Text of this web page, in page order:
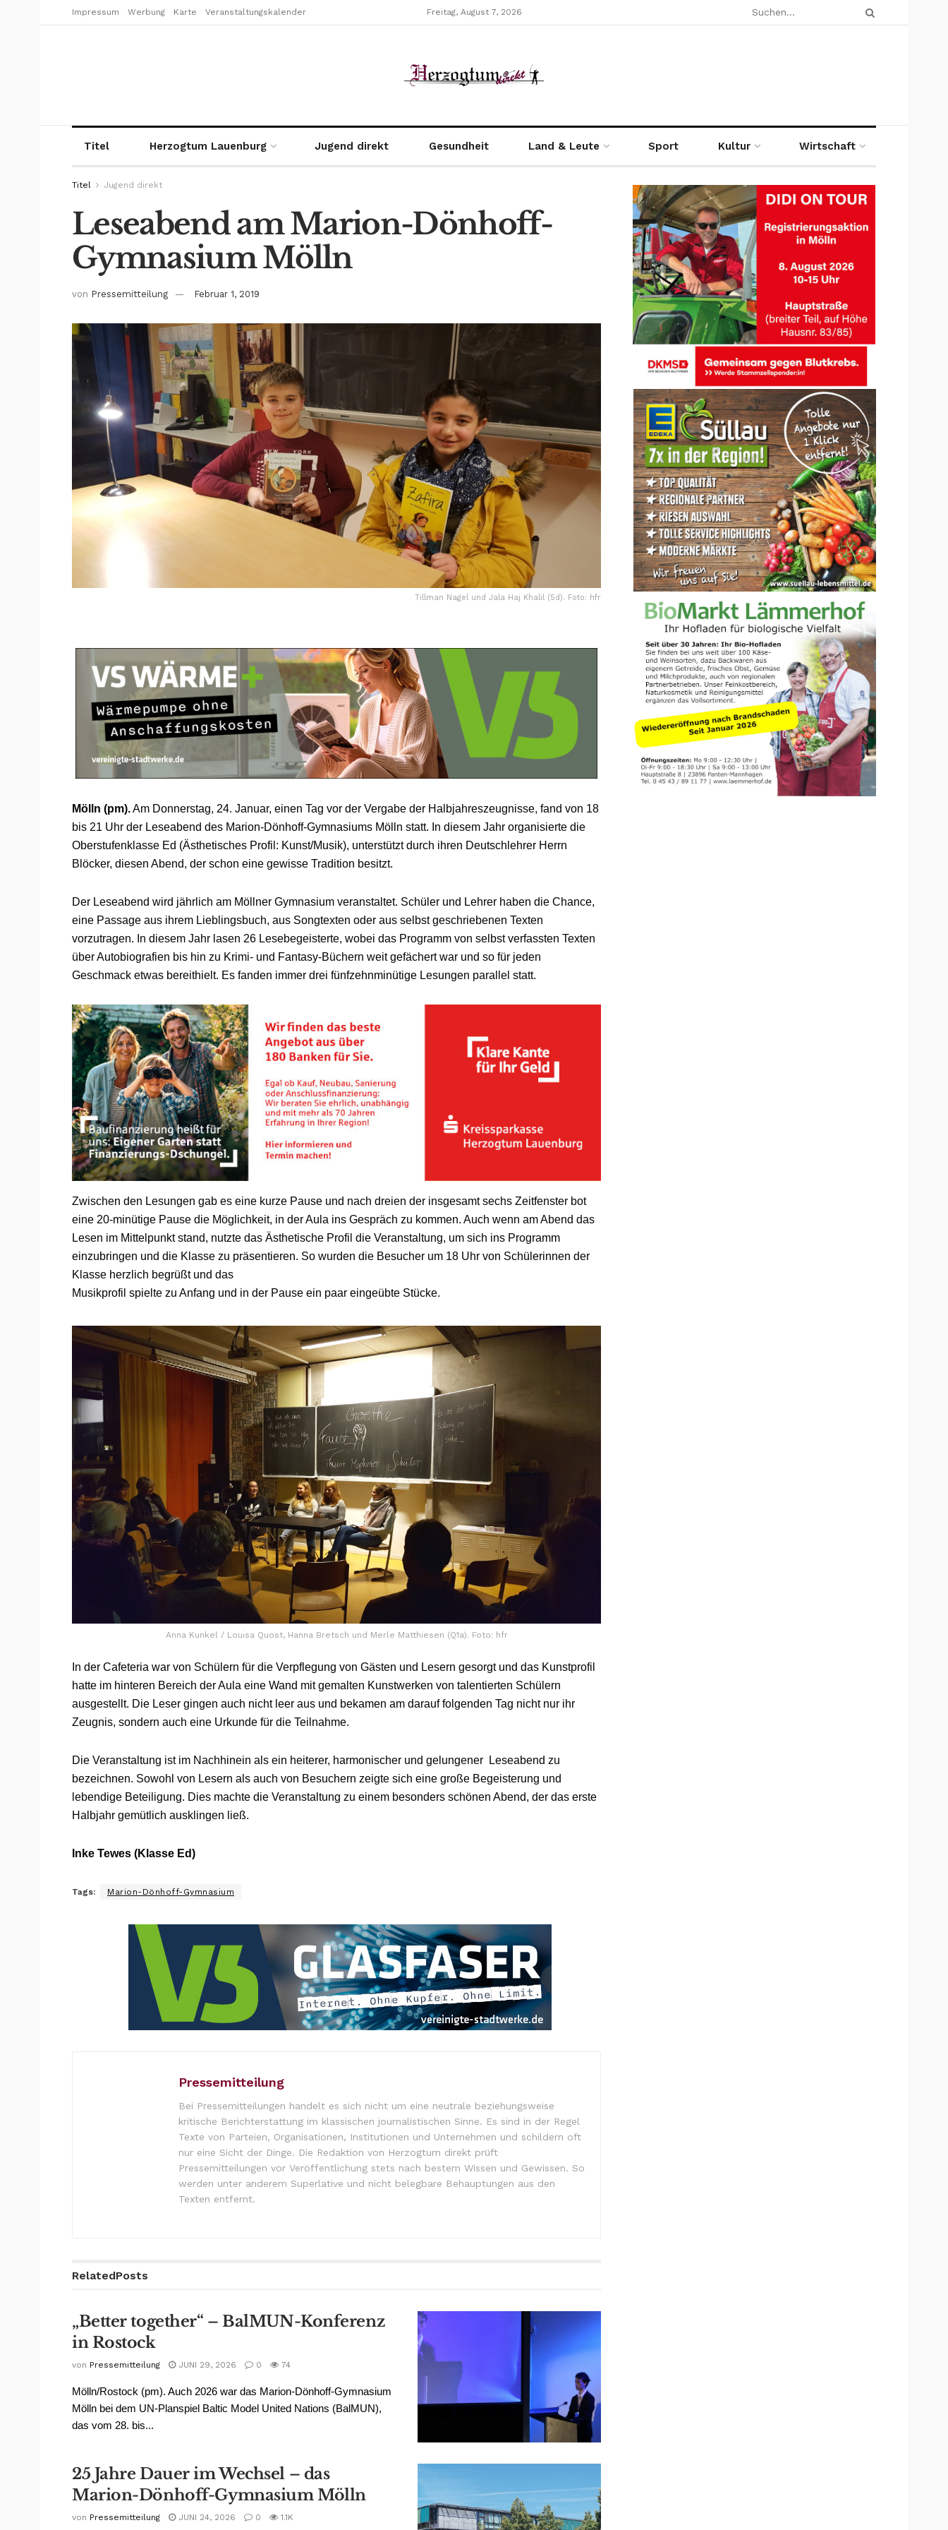
Impressum Werbung Karte Veranstaltungskalender Freitag, August 7, 2026
Titel Herzogtum Lauenburg Jugend direkt Gesundheit Land & Leute Sport Kultur Wirtschaft
Titel Jugend direkt
Leseabend am Marion-Dönhoff-
Gymnasium Mölln
von Pressemitteilung Februar 1, 2019
Tillman Nagel und Jala Haj Khalil (5d). Foto: hfr
Mölln (pm).Am Donnerstag, 24. Januar, einen Tag vor der Vergabe der Halbjahreszeugnisse, fand von 18
bis 21 Uhr der Leseabend des Marion-Dönhoff-Gymnasiums Mölln statt. In diesem Jahr organisierte die
Oberstufenklasse Ed (Ästhetisches Profil: Kunst/Musik), unterstützt durch ihren Deutschlehrer Herrn
Blöcker, diesen Abend, der schon eine gewisse Tradition besitzt.
Der Leseabend wird jährlich am Möllner Gymnasium veranstaltet. Schüler und Lehrer haben die Chance,
eine Passage aus ihrem Lieblingsbuch, aus Songtexten oder aus selbst geschriebenen Texten
vorzutragen. In diesem Jahr lasen 26 Lesebegeisterte, wobei das Programm von selbst verfassten Texten
über Autobiografien bis hin zu Krimi- und Fantasy-Büchern weit gefächert war und so für jeden
Geschmack etwas bereithielt. Es fanden immer drei fünfzehnminütige Lesungen parallel statt.
Zwischen den Lesungen gab es eine kurze Pause und nach dreien der insgesamt sechs Zeitfenster bot
eine 20-minütige Pause die Möglichkeit, in der Aula ins Gespräch zu kommen. Auch wenn am Abend das
Lesen im Mittelpunkt stand, nutzte das Ästhetische Profil die Veranstaltung, um sich ins Programm
einzubringen und die Klasse zu präsentieren. So wurden die Besucher um 18 Uhr von Schülerinnen der
Klasse herzlich begrüßt und das
Musikprofil spielte zu Anfang und in der Pause ein paar eingeübte Stücke.
Anna Kunkel / Louisa Quost, Hanna Bretsch und Merle Matthiesen (Q1a). Foto: hfr
In der Cafeteria war von Schülern für die Verpflegung von Gästen und Lesern gesorgt und das Kunstprofil
hatte im hinteren Bereich der Aula eine Wand mit gemalten Kunstwerken von talentierten Schülern
ausgestellt. Die Leser gingen auch nicht leer aus und bekamen am darauf folgenden Tag nicht nur ihr
Zeugnis, sondern auch eine Urkunde für die Teilnahme.
Die Veranstaltung ist im Nachhinein als ein heiterer, harmonischer und gelungener Leseabend zu
bezeichnen. Sowohl von Lesern als auch von Besuchern zeigte sich eine große Begeisterung und
lebendige Beteiligung. Dies machte die Veranstaltung zu einem besonders schönen Abend, der das erste
Halbjahr gemütlich ausklingen ließ.
Inke Tewes (Klasse Ed)
Tags: Marion-Dönhoff-Gymnasium
Pressemitteilung
Bei Pressemitteilungen handelt es sich nicht um eine neutrale beziehungsweise
kritische Berichterstattung im klassischen journalistischen Sinne. Es sind in der Regel
Texte von Parteien, Organisationen, Institutionen und Unternehmen und schildern oft
nur eine Sicht der Dinge. Die Redaktion von Herzogtum direkt prüft
Pressemitteilungen vor Veröffentlichung stets nach bestem Wissen und Gewissen. So
werden unter anderem Superlative und nicht belegbare Behauptungen aus den
Texten entfernt.
RelatedPosts
„Better together“ – BalMUN-Konferenz
in Rostock
von Pressemitteilung JUNI 29, 2026 0 74
Mölln/Rostock (pm). Auch 2026 war das Marion-Dönhoff-Gymnasium
Mölln bei dem UN-Planspiel Baltic Model United Nations (BalMUN),
das vom 28. bis...
25 Jahre Dauer im Wechsel – das
Marion-Dönhoff-Gymnasium Mölln
von Pressemitteilung JUNI 24, 2026 0 1.1K